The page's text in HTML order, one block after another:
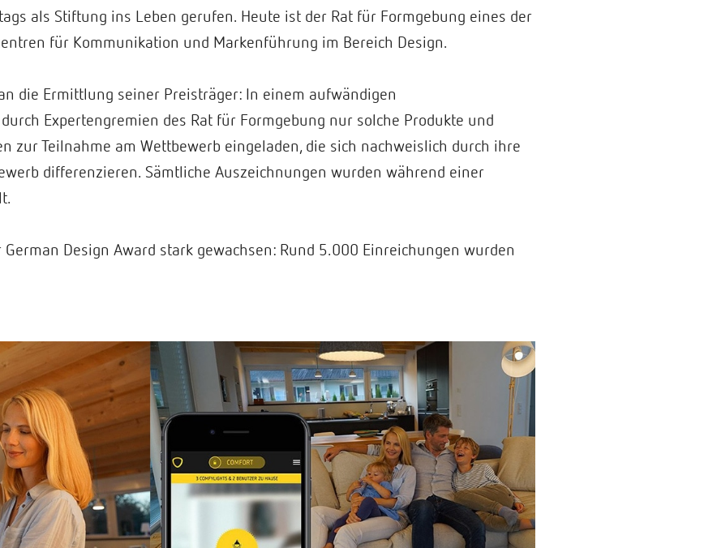
als Stiftung ins Leben gerufen. Heute ist der Rat für Formgebung eines der
für Kommunikation und Markenführung im Bereich Design.
die Ermittlung seiner Preisträger: In einem aufwändigen
Expertengremien des Rat für Formgebung nur solche Produkte und
zur Teilnahme am Wettbewerb eingeladen, die sich nachweislich durch ihre
differenzieren. Sämtliche Auszeichnungen wurden während einer
Design Award stark gewachsen: Rund 5.000 Einreichungen wurden